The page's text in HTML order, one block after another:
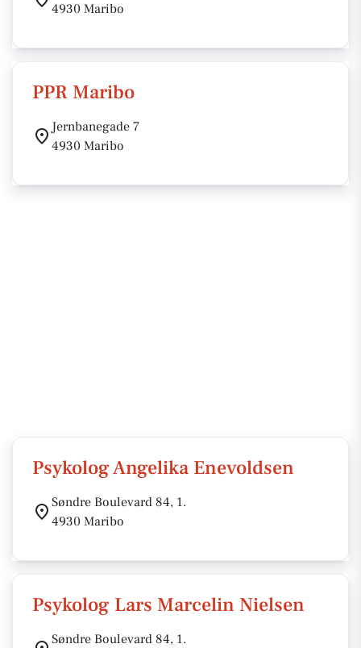
4930 Maribo
PPR Maribo
Jernbanegade 7
4930 Maribo
Psykolog Angelika Enevoldsen
Søndre Boulevard 84, 1.
4930 Maribo
Psykolog Lars Marcelin Nielsen
Søndre Boulevard 84, 1.